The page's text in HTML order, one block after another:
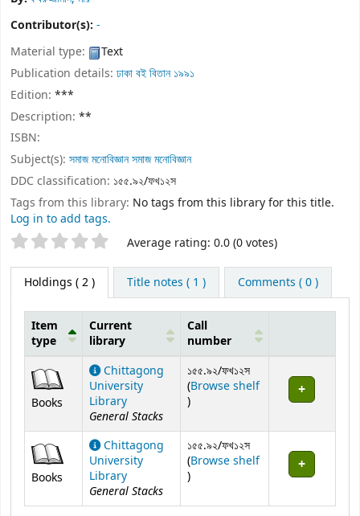
Contributor(s): -
Material type:
Text
Publication details: ঢাকাবই বিতান ১৯৯১
Edition: ***
Description: **
ISBN:
Subject(s): সমাজ মনোবিজ্ঞান সমাজ মনোবিজ্ঞান
DDC classification: ১৫৫.৯২/ফখ১২স
Tags from this library: No tags from this library for this title.
Log in to add tags.
Star ratings Average rating: 0.0 (0 votes)
Holdings ( 2 ) Title notes ( 1 ) Comments ( 0 )
Holdings
Item
type
Current
library
Call
number
Books
Chittagong
University
Library
General Stacks
১৫৫.৯২/ফখ১২স
(Browse shelf
(Opens below)
)
Books
Chittagong
University
Library
General Stacks
১৫৫.৯২/ফখ১২স
(Browse shelf
(Opens below)
)